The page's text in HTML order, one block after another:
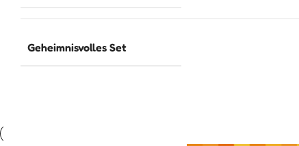
Geheimnisvolles Set